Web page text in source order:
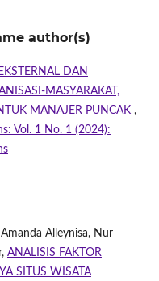
author(s)
DAN
MASYARAKAT,
MANAJER PUNCAK ,
Vol. 1 No. 1 (2024):
Alleynisa, Nur
ANALISIS FAKTOR
SITUS WISATA